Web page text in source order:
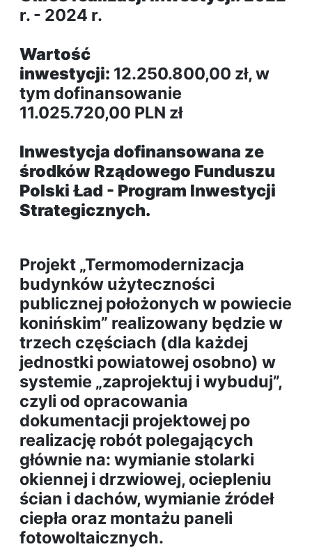
r. - 2024 r.
Wartość
inwestycji: 12.250.800,00 zł, w
tym dofinansowanie
11.025.720,00 PLN zł
Inwestycja dofinansowana ze
środków Rządowego Funduszu
Polski Ład - Program Inwestycji
Strategicznych.
Projekt „Termomodernizacja
budynków użyteczności
publicznej położonych w powiecie
konińskim” realizowany będzie w
trzech częściach (dla każdej
jednostki powiatowej osobno) w
systemie „zaprojektuj i wybuduj”,
czyli od opracowania
dokumentacji projektowej po
realizację robót polegających
głównie na: wymianie stolarki
okiennej i drzwiowej, ociepleniu
ścian i dachów, wymianie źródeł
ciepła oraz montażu paneli
fotowoltaicznych.